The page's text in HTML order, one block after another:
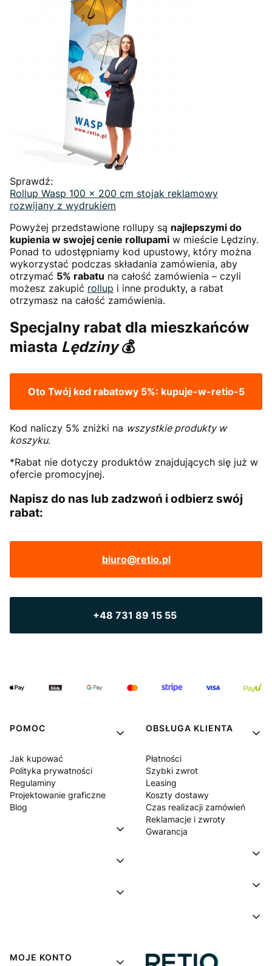
Sprawdź:
Rollup Wasp 100 x 200 cm stojak reklamowy
rozwijany z wydrukiem
Powyżej przedstawione rollupy są najlepszymi do
kupienia w swojej cenie rollupami w mieście Lędziny.
Ponad to udostępniamy kod upustowy, który można
wykorzystać podczas składania zamówienia, aby
otrzymać 5% rabatu na całość zamówienia – czyli
możesz zakupić rollup i inne produkty, a rabat
otrzymasz na całość zamówienia.
Specjalny rabat dla mieszkańców
miasta Lędziny💰
Oto Twój kod rabatowy 5%: kupuje-w-retio-5
Kod naliczy 5% zniżki na wszystkie produkty w
koszyku.
*Rabat nie dotyczy produktów znajdujących się już w
ofercie promocyjnej.
Napisz do nas lub zadzwoń i odbierz swój
rabat:
biuro@retio.pl
+48 731 89 15 55
POMOC
Jak kupować
Polityka prywatności
Regulaminy
Projektowanie graficzne
Blog
OBSŁUGA KLIENTA
Płatności
Szybki zwrot
Leasing
Koszty dostawy
Czas realizacji zamówień
Reklamacje i zwroty
Gwarancja
MOJE KONTO